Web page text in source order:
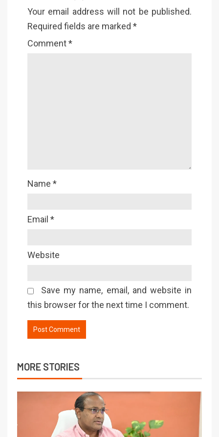
Your email address will not be published.
Required fields are marked *
Comment*
Name *
Email *
Website
Save my name, email, and website in
this browser for the next time I comment.
MORE STORIES